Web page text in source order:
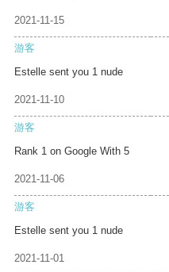
2021-11-15
游客
Estelle sent you 1 nude
2021-11-10
游客
Rank 1 on Google With 5
2021-11-06
游客
Estelle sent you 1 nude
2021-11-01